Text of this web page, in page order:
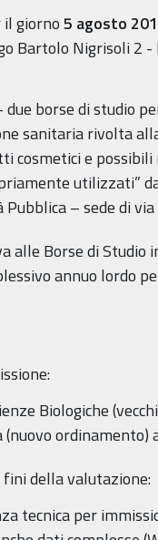
giorno5 agosto
Bartolo Nigrisoli 2
borse di studio
sanitaria rivolta
cosmetici e
utilizzati”
– sede di
alle Borse di
annuo lordo
Biologiche
della valutazione:
tecnica per